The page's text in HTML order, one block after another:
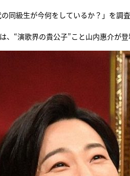
同級生が今何をしているか？」を調
“演歌界の貴公子”こと山内惠介が登